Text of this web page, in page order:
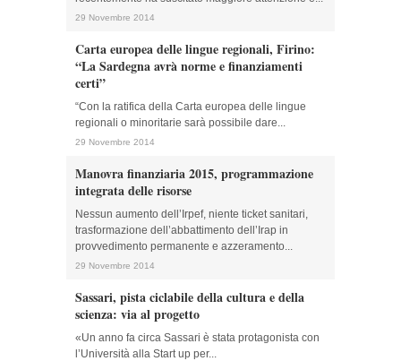
29 Novembre 2014
Carta europea delle lingue regionali, Firino:
“La Sardegna avrà norme e finanziamenti
certi”
“Con la ratifica della Carta europea delle lingue
regionali o minoritarie sarà possibile dare...
29 Novembre 2014
Manovra finanziaria 2015, programmazione
integrata delle risorse
Nessun aumento dell’Irpef, niente ticket sanitari,
trasformazione dell’abbattimento dell’Irap in
provvedimento permanente e azzeramento...
29 Novembre 2014
Sassari, pista ciclabile della cultura e della
scienza: via al progetto
«Un anno fa circa Sassari è stata protagonista con
l’Università alla Start up per...